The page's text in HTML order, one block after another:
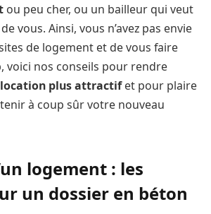
ou peu cher, ou un bailleur qui veut
vous. Ainsi, vous n’avez pas envie
de logement et de vous faire
voici nos conseils pour rendre
location plus attractifet pour plaire
à coup sûr votre nouveau
logement : les
un dossier en béton